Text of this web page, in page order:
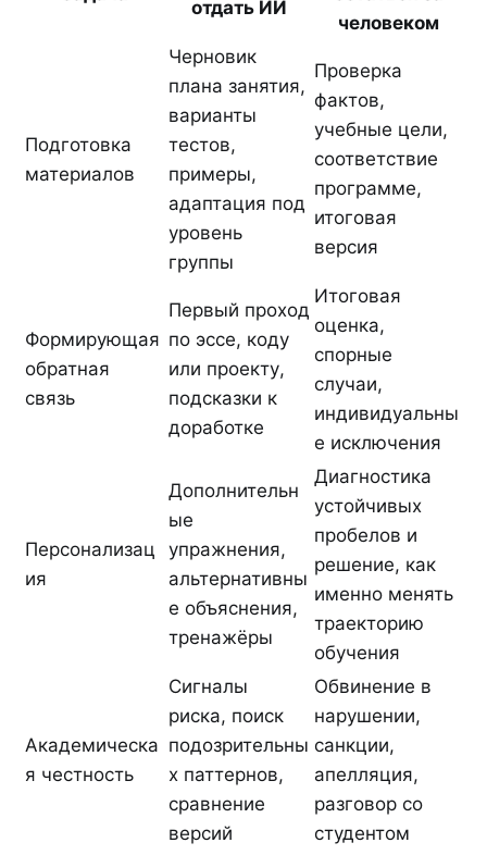
отдать ИИ
человеком
Подготовка
материалов
Черновик
плана занятия,
варианты
тестов,
примеры,
адаптация под
уровень
группы
Проверка
фактов,
учебные цели,
соответствие
программе,
итоговая
версия
Формирующая
обратная
связь
Первый проход
по эссе, коду
или проекту,
подсказки к
доработке
Итоговая
оценка,
спорные
случаи,
индивидуальны
е исключения
Персонализац
ия
Дополнительн
ые
упражнения,
альтернативны
е объяснения,
тренажёры
Диагностика
устойчивых
пробелов и
решение, как
именно менять
траекторию
обучения
Академическа
я честность
Сигналы
риска, поиск
подозрительны
х паттернов,
сравнение
версий
Обвинение в
нарушении,
санкции,
апелляция,
разговор со
студентом